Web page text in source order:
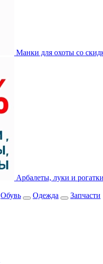
Манки для охоты со
Арбалеты, луки и рогатки
Обувь Одежда Запчасти